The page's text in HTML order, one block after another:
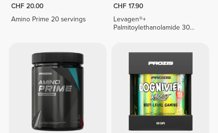
CHF 20.00
Amino Prime 20 servings
CHF 17.90
Levagen®+
Palmitoylethanolamide 30